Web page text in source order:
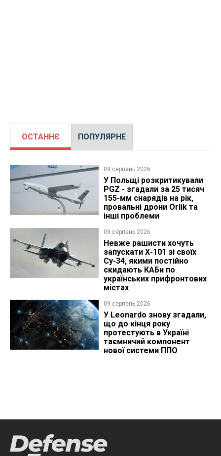
ОСТАННЄ ПОПУЛЯРНЕ
09 серпень 2026
У Польщі розкритикували
PGZ - згадали за 25 тисяч
155-мм снарядів на рік,
провальні дрони Orlik та
інші проблеми
09 серпень 2026
Невже рашисти хочуть
запускати Х-101 зі своїх
Су-34, якими постійно
скидають КАБи по
українських прифронтових
містах
09 серпень 2026
У Leonardo знову згадали,
що до кінця року
протестують в Україні
таємничий компонент
нової системи ППО